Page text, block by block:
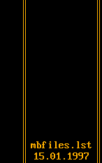
mbfiles.lst
15.01.1997